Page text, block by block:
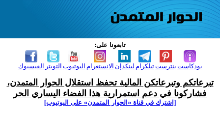
تابعونا على:
الفيسبوك التويتر اليوتيوب الانستغرام لينكدإن تيلكرامبنترست بودكاست
تبرعاتكم وتبرعاتكن المالية تحفظ استقلال الحوار المتمدن،
فشاركونا في دعم استمرارية هذا الفضاء اليساري الحر
[اشترك في قناة ‫«الحوار المتمدن» على اليوتيوب]